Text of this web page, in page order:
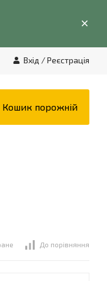
Вхід /Реєстрація
Кошик порожній
До порівняння